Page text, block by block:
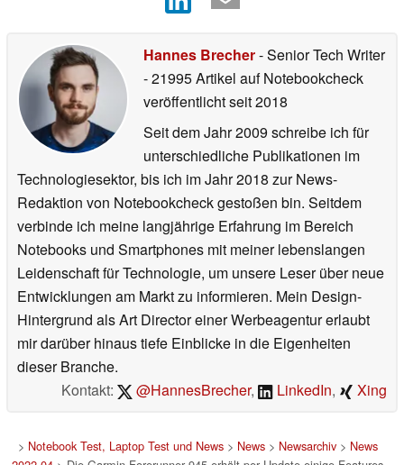
Hannes Brecher- Senior Tech Writer
- 21995 Artikel auf Notebookcheck
veröffentlichtseit 2018
Seit dem Jahr 2009 schreibe ich für
unterschiedliche Publikationen im
Technologiesektor, bis ich im Jahr 2018 zur News-
Redaktion von Notebookcheck gestoßen bin. Seitdem
verbinde ich meine langjährige Erfahrung im Bereich
Notebooks und Smartphones mit meiner lebenslangen
Leidenschaft für Technologie, um unsere Leser über neue
Entwicklungen am Markt zu informieren. Mein Design-
Hintergrund als Art Director einer Werbeagentur erlaubt
mir darüber hinaus tiefe Einblicke in die Eigenheiten
dieser Branche.
Kontakt:
@HannesBrecher, LinkedIn, Xing
> Notebook Test, Laptop Test und News> News> Newsarchiv> News